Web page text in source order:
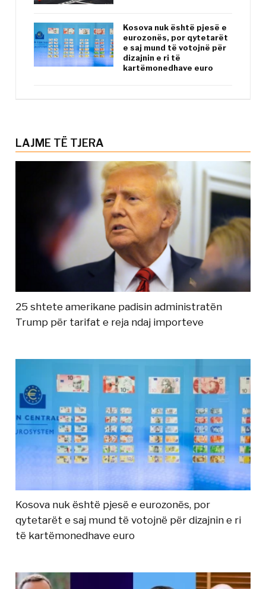
Kosova nuk është pjesë e
eurozonës, por qytetarët
e saj mund të votojnë për
dizajnin e ri të
kartëmonedhave euro
LAJME TË TJERA
25 shtete amerikane padisin administratën
Trump për tarifat e reja ndaj importeve
Kosova nuk është pjesë e eurozonës, por
qytetarët e saj mund të votojnë për dizajnin e ri
të kartëmonedhave euro